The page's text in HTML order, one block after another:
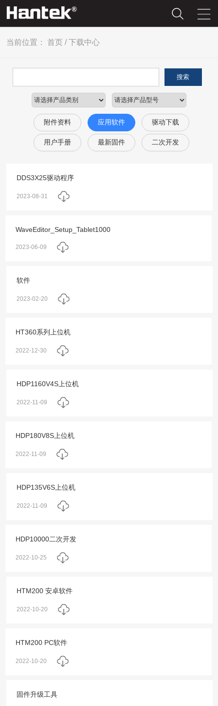
当前位置： 首页 /下载中心
搜索
附件资料 应用软件 驱动下载
用户手册 最新固件 二次开发
DDS3X25驱动程序
2023-08-31
WaveEditor_Setup_Tablet1000
2023-06-09
软件
2023-02-20
HT360系列上位机
2022-12-30
HDP1160V4S上位机
2022-11-09
HDP180V8S上位机
2022-11-09
HDP135V6S上位机
2022-11-09
HDP10000二次开发
2022-10-25
HTM200 安卓软件
2022-10-20
HTM200 PC软件
2022-10-20
固件升级工具